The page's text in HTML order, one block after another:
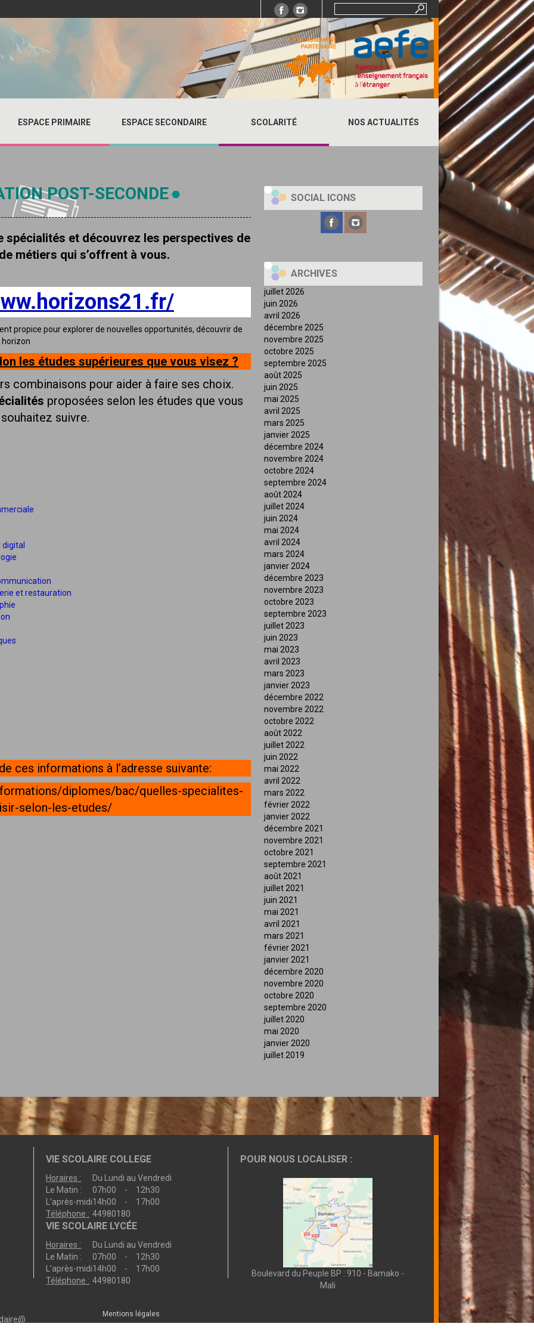
ESPACE PRIMAIRE ESPACE SECONDAIRE SCOLARITÉ NOS ACTUALITÉS
POST-SECONDE
spécialités et découvrez les perspectives de
métiers qui s’offrent à vous.
propice pour explorer de nouvelles opportunités, découvrir de
horizon
les études supérieures que vous visez ?
combinaisons pour aider à faire ses choix.
proposées selon les études que vous
souhaitez suivre.
et restauration
ces informations à l’adresse suivante:
diplomes/bac/quelles-specialites-
selon-les-etudes/
SOCIAL ICONS
ARCHIVES
juillet 2026
juin 2026
avril 2026
décembre 2025
novembre 2025
octobre 2025
septembre 2025
août 2025
juin 2025
mai 2025
avril 2025
mars 2025
janvier 2025
décembre 2024
novembre 2024
octobre 2024
septembre 2024
août 2024
juillet 2024
juin 2024
mai 2024
avril 2024
mars 2024
janvier 2024
décembre 2023
novembre 2023
octobre 2023
septembre 2023
juillet 2023
juin 2023
mai 2023
avril 2023
mars 2023
janvier 2023
décembre 2022
novembre 2022
octobre 2022
août 2022
juillet 2022
juin 2022
mai 2022
avril 2022
mars 2022
février 2022
janvier 2022
décembre 2021
novembre 2021
octobre 2021
septembre 2021
août 2021
juillet 2021
juin 2021
mai 2021
avril 2021
mars 2021
février 2021
janvier 2021
décembre 2020
novembre 2020
octobre 2020
septembre 2020
juillet 2020
mai 2020
janvier 2020
juillet 2019
VIE SCOLAIRE COLLEGE
Horaires :
Le Matin :
L’après-midi
Du Lundi au Vendredi
07h00 - 12h30
14h00 - 17h00
Téléphone : 44980180
VIE SCOLAIRE LYCÉE
Horaires :
Le Matin :
L’après-midi
Du Lundi au Vendredi
07h00 - 12h30
14h00 - 17h00
Téléphone : 44980180
POUR NOUS LOCALISER :
Boulevard du Peuple BP : 910 - Bamako -
Mali
Mentions légales